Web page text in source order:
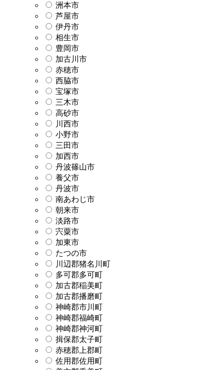
洲本市
芦屋市
伊丹市
相生市
豊岡市
加古川市
赤穂市
西脇市
宝塚市
三木市
高砂市
川西市
小野市
三田市
加西市
丹波篠山市
養父市
丹波市
南あわじ市
朝来市
淡路市
宍粟市
加東市
たつの市
川辺郡猪名川町
多可郡多可町
加古郡稲美町
加古郡播磨町
神崎郡市川町
神崎郡福崎町
神崎郡神河町
揖保郡太子町
赤穂郡上郡町
佐用郡佐用町